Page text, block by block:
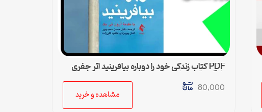
PDF کتاب زندگی خود را دوباره بیافرینید اثر جفری
یانگ و ژانت کلوسکو
80,000
مشاهده و خرید